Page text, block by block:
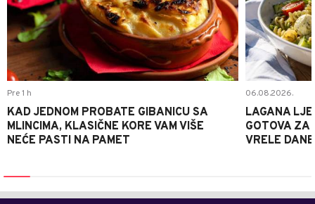
Pre 1 h
KAD JEDNOM PROBATE GIBANICU SA
MLINCIMA, KLASIČNE KORE VAM VIŠE
NEĆE PASTI NA PAMET
06.08.2026.
LAGANA
GOTOVA ZA
VRELE DANE